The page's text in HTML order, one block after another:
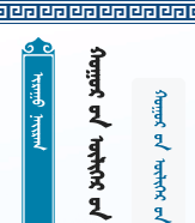
 